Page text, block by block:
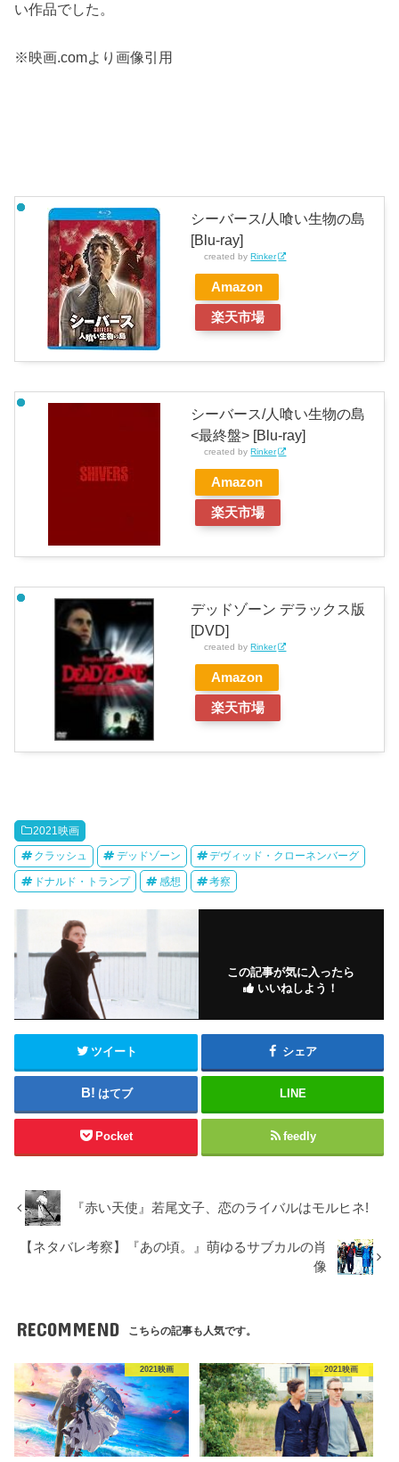
い作品でした。
※映画.comより画像引用
シーバース/人喰い生物の島
[Blu-ray]
created byRinker
Amazon
楽天市場
シーバース/人喰い生物の島
<最終盤> [Blu-ray]
created byRinker
Amazon
楽天市場
デッドゾーン デラックス版
[DVD]
created byRinker
Amazon
楽天市場
2021映画
クラッシュ デッドゾーン デヴィッド・クローネンバーグ
ドナルド・トランプ 感想 考察
この記事が気に入ったら
いいねしよう！
ツイート シェア
はてブ LINE
Pocket feedly
『赤い天使』若尾文子、恋のライバルはモルヒネ!
【ネタバレ考察】『あの頃。』萌ゆるサブカルの肖
像
RECOMMEND こちらの記事も人気です。
2021映画 2021映画